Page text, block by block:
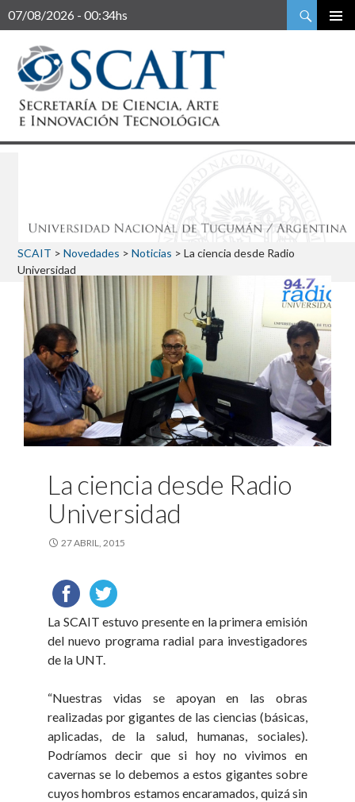
07/08/2026 - 00:34hs
Buscar
SCAIT > Novedades > Noticias > La ciencia desde Radio
Universidad
La ciencia desde Radio
Universidad
27 ABRIL, 2015
La SCAIT estuvo presente en la primera emisión
del nuevo programa radial para investigadores
de la UNT.
“Nuestras vidas se apoyan en las obras
realizadas por gigantes de las ciencias (básicas,
aplicadas, de la salud, humanas, sociales).
Podríamos decir que si hoy no vivimos en
cavernas se lo debemos a estos gigantes sobre
cuyos hombros estamos encaramados, quizá sin